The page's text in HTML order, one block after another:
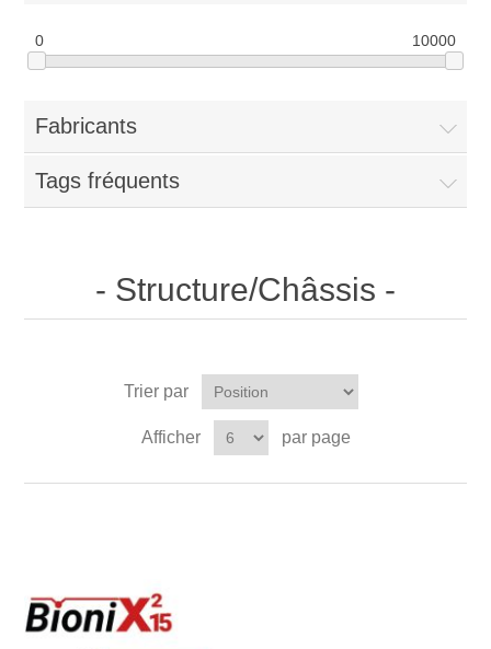
0 10000
Fabricants
Tags fréquents
- Structure/Châssis -
Trier par
Afficher par page